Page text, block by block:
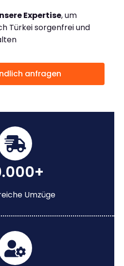
Expertise, um
Türkei sorgenfrei und
anfragen
Umzüge